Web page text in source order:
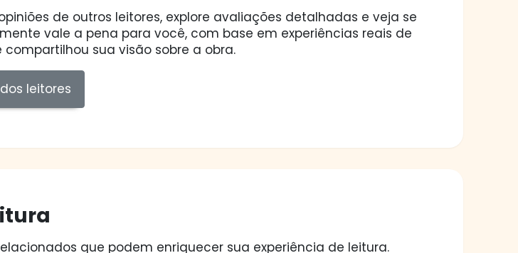
de outros leitores, explore avaliações detalhadas e veja se
vale a pena para você, com base em experiências reais de
compartilhou sua visão sobre a obra.
leitores
que podem enriquecer sua experiência de leitura.